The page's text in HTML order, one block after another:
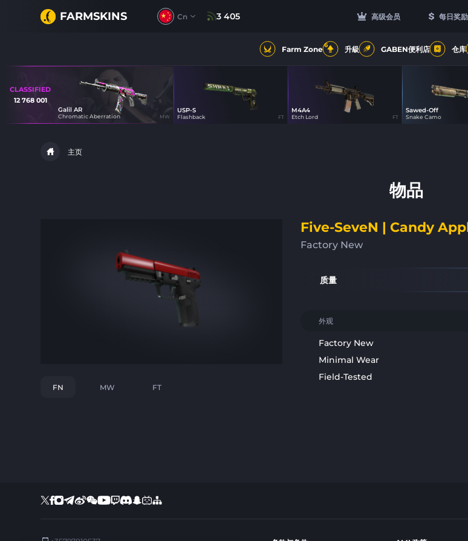
FARMSKINS 高级会员 每日奖励
Cn 3 405
Farm Zone6 升級 GABEN便利店 仓库
CLASSIFIED
12 768 001
Galil AR
Chromatic Aberration MW
24
USP-S
Flashback FT
M4A4
Etch Lord FT 0
Sawed-Off
Snake Camo
主页
物品
FN MW FT
Five-SeveN | Candy
Factory New
质量
外观
Factory New
Minimal Wear
Field-Tested